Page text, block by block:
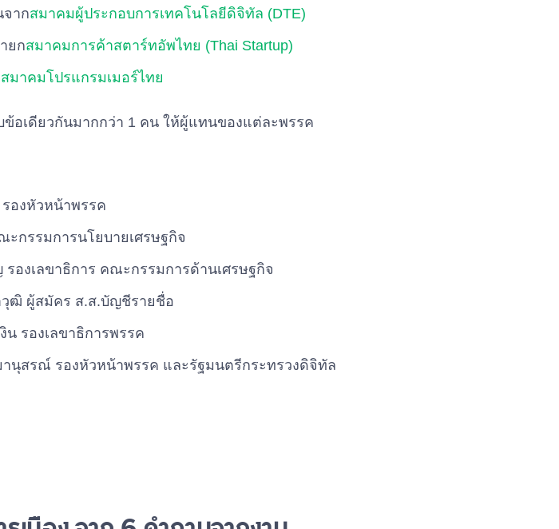
ากสมาคมผู้ประกอบการเทคโนโลยีดิจิทัล (DTE)
ยกสมาคมการค้าสตาร์ทอัพไทย (Thai Startup)
สมาคมโปรแกรมเมอร์ไทย
อเดียวกันมากกว่า 1 คน ให้ผู้แทนของแต่ละพรรค
องหัวหน้าพรรค
กรรมการนโยบายเศรษฐกิจ
งเลขาธิการ คณะกรรมการด้านเศรษฐกิจ
ฒิ ผู้สมัคร ส.ส.บัญชีรายชื่อ
รองเลขาธิการพรรค
สรณ์ รองหัวหน้าพรรค และรัฐมนตรีกระทรวงดิจิทัล